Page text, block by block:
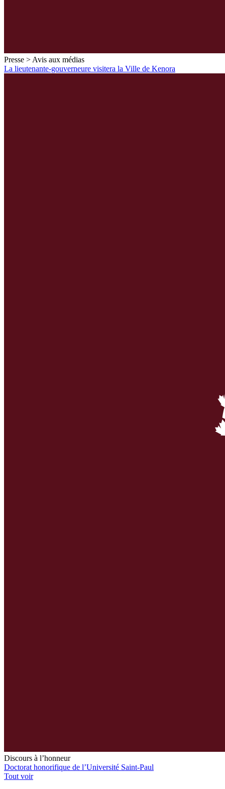
Presse > Avis aux médias
La lieutenante-gouverneure visitera la Ville de Kenora
Discours à l’honneur
Doctorat honorifique de l’Université Saint-Paul
Tout voir